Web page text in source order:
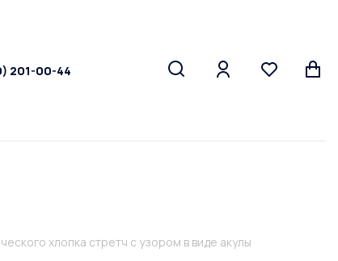
201-00-44
хлопка стретч с узором в виде акулы